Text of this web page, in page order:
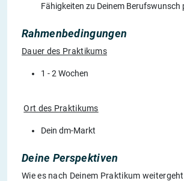
Fähigkeiten zu Deinem Berufswunsch
Rahmenbedingungen
Dauer des Praktikums
1 - 2 Wochen
Ort des Praktikums
Dein dm-Markt
Deine Perspektiven
Wie es nach Deinem Praktikum